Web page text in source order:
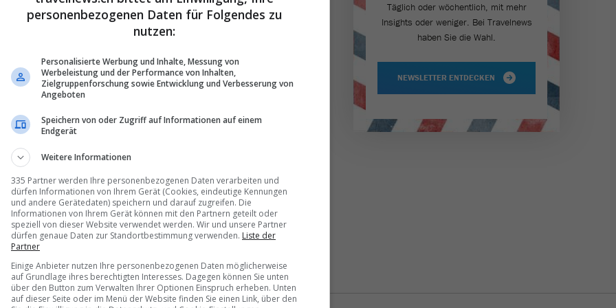
und «Das Paradies wird nicht mit Beton gemacht» war am
zu lesen. Ein Hungerstreik von sechs Aktivisten und Aktivistinnen
agota» (Die Kanaren haben genug) ging am Sonntag bereits in den
zweier Luxussiedlungen im Süden Teneriffas, die sie als
Die Liste ist lang und geht vom Baustopp für Hotels und
einer Übernachtungssteuer, wie es sie schon länger etwa auf den
und eine bessere Regulierung der Ferienwohnungen.
Täglich oder wöchentlich, mit mehr
Insights oder weniger. Bei Travel­news
haben Sie die Wahl.
NEWSLETTER ENTDECKEN
personenbezogenen Daten für Folgendes zu
nutzen:
Personalisierte Werbung und Inhalte, Messung von
Werbeleistung und der Performance von Inhalten,
Zielgruppenforschung sowie Entwicklung und Verbesserung von
Angeboten
Speichern von oder Zugriff auf Informationen auf einem
Endgerät
Weitere Informationen
335 Partner werden Ihre personenbezogenen Daten verarbeiten und
dürfen Informationen von Ihrem Gerät (Cookies, eindeutige Kennungen
und andere Gerätedaten) speichern und darauf zugreifen. Die
Informationen von Ihrem Gerät können mit den Partnern geteilt oder
speziell von dieser Website verwendet werden. Wir und unsere Partner
dürfen genaue Daten zur Standortbestimmung verwenden. Liste der
Partner
Einige Anbieter nutzen Ihre personenbezogenen Daten möglicherweise
auf Grundlage ihres berechtigten Interesses. Dagegen können Sie unten
über den Button zum Verwalten Ihrer Optionen Einspruch erheben. Unten
auf dieser Seite oder im Menü der Website finden Sie einen Link, über den